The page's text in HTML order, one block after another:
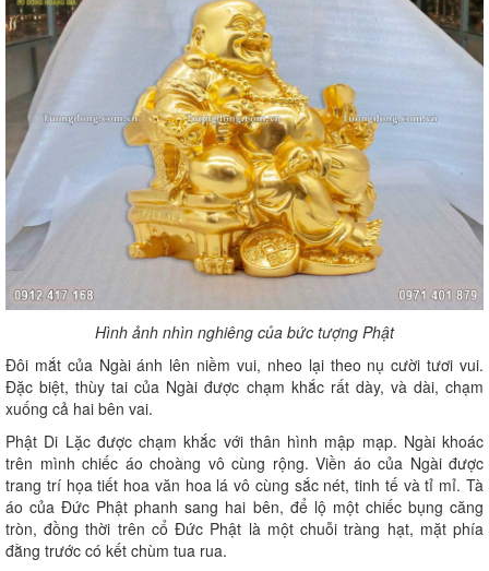
Hình ảnh nhìn nghiêng của bức tượng Phật
Đôi mắt của Ngài ánh lên niềm vui, nheo lại theo nụ cười tươi vui.
Đặc biệt, thùy tai của Ngài được chạm khắc rất dày, và dài, chạm
xuống cả hai bên vai.
Phật Di Lặc được chạm khắc với thân hình mập mạp. Ngài khoác
trên mình chiếc áo choàng vô cùng rộng. Viền áo của Ngài được
trang trí họa tiết hoa văn hoa lá vô cùng sắc nét, tinh tế và tỉ mỉ. Tà
áo của Đức Phật phanh sang hai bên, để lộ một chiếc bụng căng
tròn, đồng thời trên cổ Đức Phật là một chuỗi tràng hạt, mặt phía
đằng trước có kết chùm tua rua.